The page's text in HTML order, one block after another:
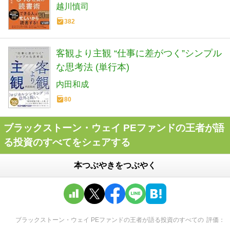
越川慎司
382
客観より主観 “仕事に差がつく”シンプル
な思考法 (単行本)
内田和成
80
ブラックストーン・ウェイ PEファンドの王者が語
る投資のすべてをシェアする
本つぶやきをつぶやく
ブラックストーン・ウェイ PEファンドの王者が語る投資のすべての 評価